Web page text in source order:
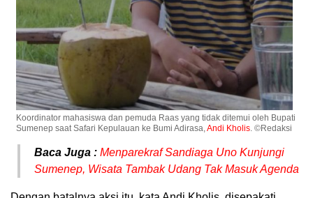
Koordinator mahasiswa dan pemuda Raas yang tidak ditemui oleh Bupati
Sumenep saat Safari Kepulauan ke Bumi Adirasa,Andi Kholis . ©Redaksi
Baca Juga : Menparekraf Sandiaga Uno Kunjungi
Sumenep, Wisata Tambak Udang Tak Masuk Agenda